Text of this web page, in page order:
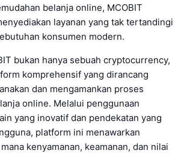
belanja online, MCOBIT
layanan yang tak tertandingi
konsumen modern.
bukan hanya sebuah cryptocurrency,
komprehensif yang dirancang
dan mengamankan proses
online. Melalui penggunaan
yang inovatif dan pendekatan yang
platform ini menawarkan
kenyamanan, keamanan, dan nilai